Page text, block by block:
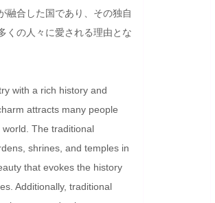
融合した国であり、その独自
くの人々に愛される理由とな
with a rich history and
attracts many people
The traditional
shrines, and temples in
that evokes the history
Additionally, traditional